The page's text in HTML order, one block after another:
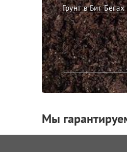
Грунт в Биг Бегах
Мы